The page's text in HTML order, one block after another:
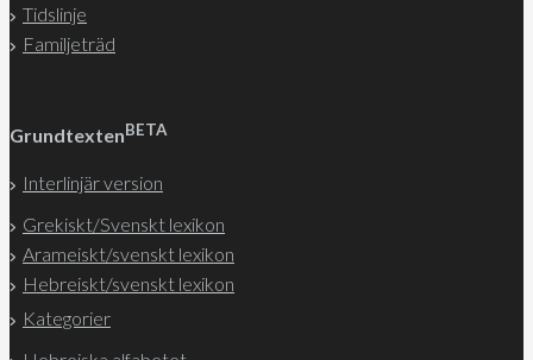
Tidslinje
Familjeträd
GrundtextenBETA
Interlinjär version
Grekiskt/Svenskt lexikon
Arameiskt/svenskt lexikon
Hebreiskt/svenskt lexikon
Kategorier